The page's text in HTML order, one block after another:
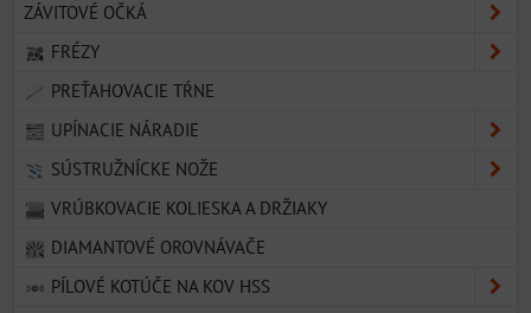
ZÁVITOVÉ OČKÁ
FRÉZY
PREŤAHOVACIE TŔNE
UPÍNACIE NÁRADIE
SÚSTRUŽNÍCKE NOŽE
VRÚBKOVACIE KOLIESKA A DRŽIAKY
DIAMANTOVÉ OROVNÁVAČE
PÍLOVÉ KOTÚČE NA KOV HSS